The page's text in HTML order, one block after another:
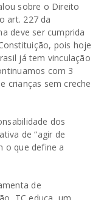
sobre o Direito
art. 227 da
deve ser cumprida
pois hoje
já tem vinculação
com 3
crianças sem creche
dos
de “agir de
o que define a
de